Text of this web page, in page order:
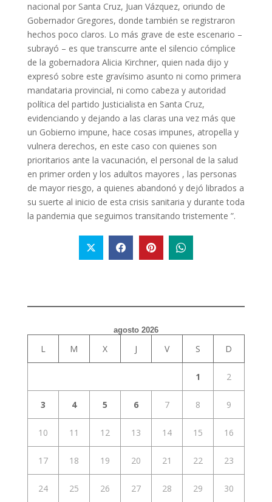
nacional por Santa Cruz, Juan Vázquez, oriundo de
Gobernador Gregores, donde también se registraron
hechos poco claros. Lo más grave de este escenario –
subrayó – es que transcurre ante el silencio cómplice
de la gobernadora Alicia Kirchner, quien nada dijo y
expresó sobre este gravísimo asunto ni como primera
mandataria provincial, ni como cabeza y autoridad
política del partido Justicialista en Santa Cruz,
evidenciando y dejando a las claras una vez más que
un Gobierno impune, hace cosas impunes, atropella y
vulnera derechos, en este caso con quienes son
prioritarios ante la vacunación, el personal de la salud
en primer orden y los adultos mayores , las personas
de mayor riesgo, a quienes abandonó y dejó librados a
su suerte al inicio de esta crisis sanitaria y durante toda
la pandemia que seguimos transitando tristemente ”.
agosto 2026
L M X J V S D
1 2
3 4 5 6 7 8 9
10 11 12 13 14 15 16
17 18 19 20 21 22 23
24 25 26 27 28 29 30